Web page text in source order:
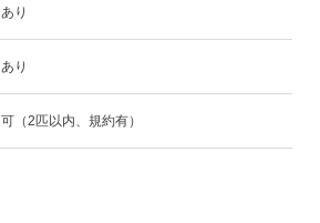
あり
あり
可（2匹以内、規約有）